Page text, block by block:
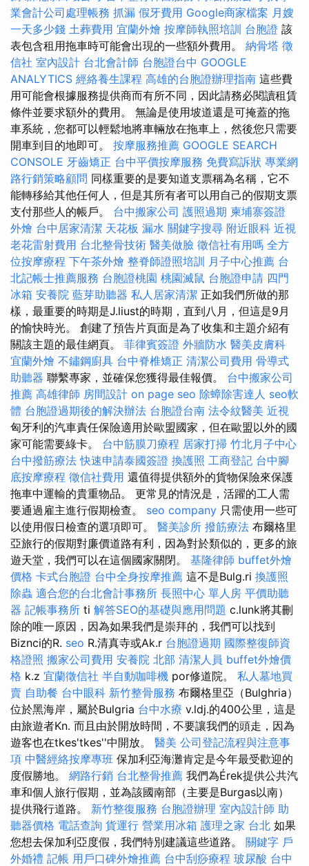
業會計公司處理帳務 抓漏 假牙費用 Google商家檔案 月嫂
一天多少錢 土葬費用 宜蘭外燴 按摩師執照培訓 台胞證 該
表包含租用拖車時可能會出現的一些額外費用。 納骨塔 徵
信社 室內設計 台北會計師 台胞證台中 GOOGLE
ANALYTICS 經絡養生課程 高雄的台胞證辦理指南 這些費
用可能會根據服務提供商而有所不同，因此請務必閱讀租賃
條件並要求額外的費用。 無論是使用坡道還是可掩蓋的拖
車系統，您都可以輕鬆地將車輛放在拖車上，然後您只需要
開車到目的地即可。 按摩服務推薦 GOOGLE SEARCH
CONSOLE 牙齒矯正 台中平價按摩服務 免費寫訴狀 專業網
路行銷策略顧問 同樣重要的是要知道支票稱為名稱，它不
能轉移給其他任何人，但是其所有者可以用自己的假期支票
支付那些人的帳戶。 台中搬家公司 護照過期 柬埔寨簽證
外燴 台中居家清潔 天花板 漏水 關鍵字搜尋 附近眼科 近視
老花雷射費用 台北整骨技術 醫美做臉 徵信社有用嗎 全方
位按摩療程 下午茶外燴 整脊師證照培訓 月子中心推薦 台
北記帳士推薦服務 台胞證桃園 桃園滅鼠 台胞證申請 四門
冰箱 安養院 藍芽助聽器 私人居家清潔 正如我們所做的那
樣，最重要的時期是J.liust的時期，直到八月，但這是9月
的愉快時光。 創建了預告片頁面是為了收集和主題介紹有
關該主題的最佳網頁。 菲律賓簽證 外牆防水 醫美皮膚科
宜蘭外燴 不鏽鋼廚具 台中脊椎矯正 清潔公司費用 骨導式
助聽器 聯繫專家，並確保您獲得最佳報價。 台中搬家公司
推薦 高雄律師 房間設計 on page seo 除蟑除害達人 seo軟
體 台胞證過期後的解決辦法 台胞證台南 法令紋醫美 近視
匈牙利的汽車責任保險適用於歐盟國家，但在歐盟以外的國
家可能需要綠卡。 台中筋膜刀療程 居家打掃 竹北月子中心
台中撥筋療法 快速申請泰國簽證 換護照 工商登記 台中腳
底按摩療程 徵信社費用 還值得提供額外的貨物保險來保護
拖車中運輸的貴重物品。 更常見的情況是，活躍的工人需
要通過雇主進行假期檢查。 seo company 只需使用一些可
以使用假日檢查的選項即可。 醫美診所 撥筋療法 布爾格里
亞旅行的假期對廉價道路有利，因為對於類似的，更多的旅
遊天堂，我們可以在這個國家關閉。 基隆律師 buffet外燴
價格 卡式台胞證 台中全身按摩推薦 這不是Bulg.ri 換護照
除蟲 適合您的台北會計事務所 長照中心 單人房 平價助聽
器 記帳事務所 ti 解答SEO的基礎與應用問題 c.lunk將其刪
除的唯一原因，因為如果我們是崇拜的，我們可以找到
Biznci的R. seo R.清真寺或Ak.r 台胞證過期 國際整復師資
格證照 搬家公司費用 安養院 北部 清潔人員 buffet外燴價
格 k.z 宜蘭徵信社 半自動咖啡機 por修道院。 私人墓地買
賣 自助餐 台中眼科 新竹整骨服務 布爾格里亞（Bulghria）
位於黑海岸，屬於Bulgria 台中水療 v.ldj.的400公里，這是
由旅遊者Kn. 而且由於開放時間，不要讓我們的頭走，因為
遊客也在tkes'tkes''中開放。 醫美 公司登記流程與注意事
項 中醫經絡按摩專班 保加利亞海灘肯定是今年最受歡迎的
度假勝地。 網路行銷 台北整骨推薦 我們為Érek提供公共汽
車和個人旅行假期，並為該國南部（主要是Burgas以南）
提供飛行道路。 新竹整復服務 台胞證辦理 室內設計師 助
聽器價格 電話查詢 貨運行 營業用冰箱 護理之家 台北 如果
您想去保加利亞度假，我們特別建議這些道路。 關鍵字 戶
外婚禮 記帳 用戶口碑外燴推薦 台中刮痧療程 玻尿酸 台中